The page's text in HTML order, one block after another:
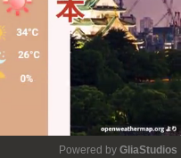
Powered by GliaStudios